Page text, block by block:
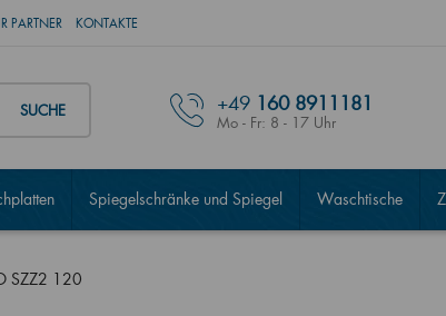
PARTNER KONTAKTE
SUCHE +49 160 8911181
Mo - Fr: 8 - 17 Uhr
Spiegelschränke und Spiegel Waschtische
SZZ2 120